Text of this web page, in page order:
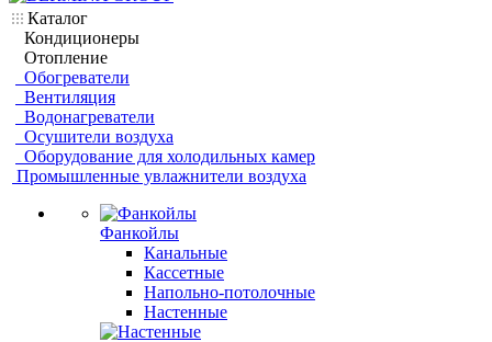
Каталог
Кондиционеры
Отопление
Обогреватели
Вентиляция
Водонагреватели
Осушители воздуха
Оборудование для холодильных камер
Промышленные увлажнители воздуха
Фанкойлы
Канальные
Кассетные
Напольно-потолочные
Настенные